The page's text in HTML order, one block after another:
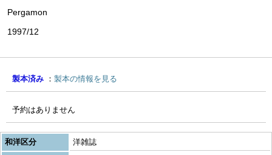
Pergamon
1997/12
製本済み 製本の情報を見る
予約はありません
和洋区分
洋雑誌